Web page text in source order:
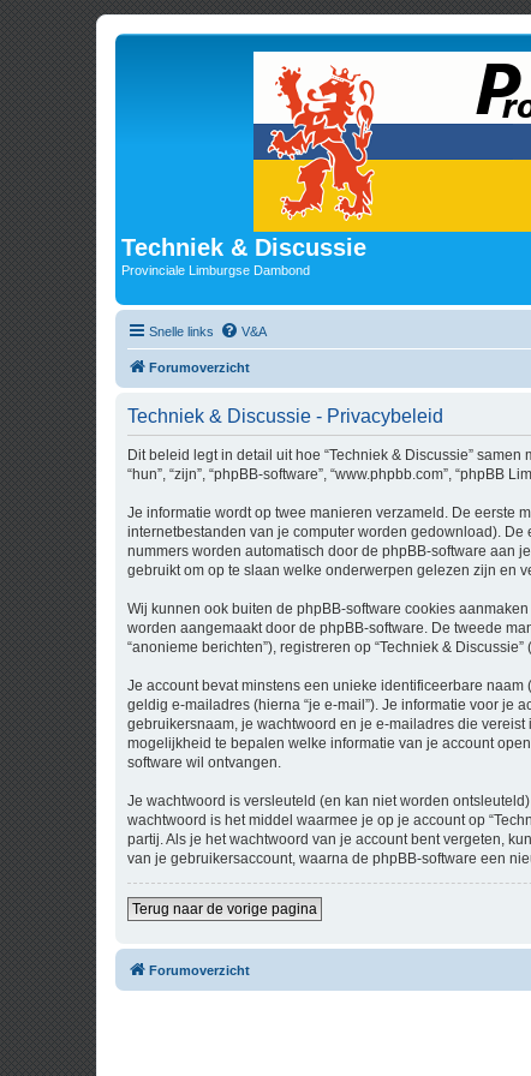
Techniek & Discussie
Provinciale Limburgse Dambond
Snelle links V&A
Forumoverzicht
Techniek & Discussie - Privacybeleid
Dit beleid legt in detail uit hoe “Techniek & Discussie” samen
“hun”, “zijn”, “phpBB-software”, “www.phpbb.com”,
Je informatie wordt op twee manieren verzameld. De eerste
internetbestanden van je computer worden gedownload). De
nummers worden automatisch door de phpBB-software aan
gebruikt om op te slaan welke onderwerpen gelezen zijn en
Wij kunnen ook buiten de phpBB-software cookies
worden aangemaakt door de phpBB-software. De tweede
“anonieme berichten”), registreren op “Techniek &
Je account bevat minstens een unieke identificeerbare
geldig e-mailadres (hierna “je e-mail”). Je informatie voor je
gebruikersnaam, je wachtwoord en je e-mailadres die vereist
mogelijkheid te bepalen welke informatie van je account
software wil ontvangen.
Je wachtwoord is versleuteld (en kan niet worden
wachtwoord is het middel waarmee je op je account op
partij. Als je het wachtwoord van je account bent vergeten,
van je gebruikersaccount, waarna de phpBB-software een
Terug naar de vorige pagina
Forumoverzicht